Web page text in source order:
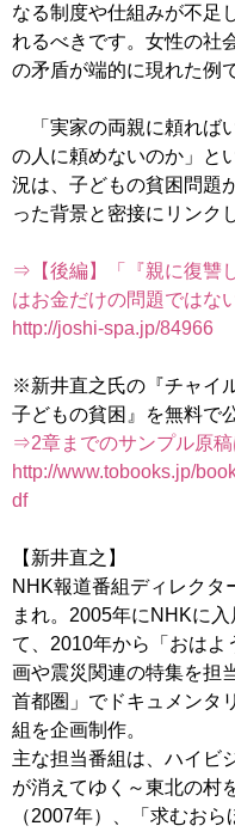
なる制度や仕組みが不足
れるべきです。女性の社
の矛盾が端的に現れた例
「実家の両親に頼れば
の人に頼めないのか」と
況は、子どもの貧困問題
った背景と密接にリンク
⇒【後編】「『親に復讐
はお金だけの問題ではな
http://joshi-spa.jp/84966
※新井直之氏の『チャイ
⇒2章までのサンプル原稿
http://www.tobooks.jp/
df
【新井直之】
NHK報道番組ディレクタ
まれ。2005年にNHKに
て、2010年から「おはよ
画や震災関連の特集を担
首都圏」でドキュメンタ
組を企画制作。
主な担当番組は、ハイビ
が消えてゆく～東北の村
（2007年）、「求むおら